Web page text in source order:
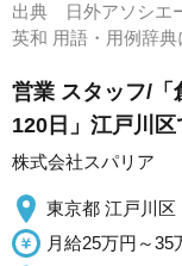
出典
日外アソシエ
英和 用語・用例辞
営業 スタッフ/「
120日」江戸川
株式会社スパリア
東京都 江戸川区
月給25万円～35